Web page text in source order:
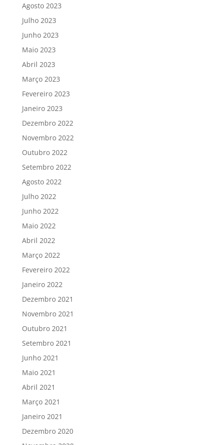
Agosto 2023
Julho 2023
Junho 2023
Maio 2023
Abril 2023
Março 2023
Fevereiro 2023
Janeiro 2023
Dezembro 2022
Novembro 2022
Outubro 2022
Setembro 2022
Agosto 2022
Julho 2022
Junho 2022
Maio 2022
Abril 2022
Março 2022
Fevereiro 2022
Janeiro 2022
Dezembro 2021
Novembro 2021
Outubro 2021
Setembro 2021
Junho 2021
Maio 2021
Abril 2021
Março 2021
Janeiro 2021
Dezembro 2020